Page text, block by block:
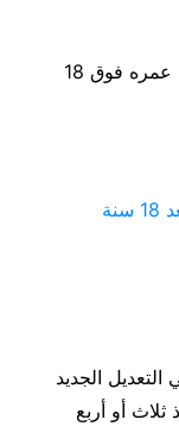
وبالطبع سيتم تطبيق القرار على كل شخص عمره فوق 18
التعديل الجديد
ثلاث أو أربع